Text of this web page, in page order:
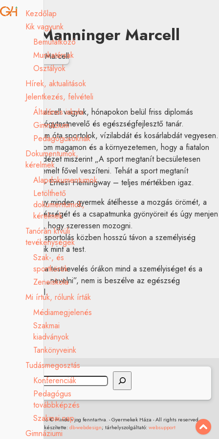
Kezdőlap
Kik vagyunk
Bemutatkozó
Munkatársak
Osztályok
Hírek, aktualitások
Jelentkezés, felvételi
Általános iskola
Gimnázium
Pedagógusoknak
Dokumentumok,
kérelmek
Alapdokumentumok
Letölthető
dokumentumok,
kérelmek
Tanórán kívüli
tevékenységek
Szak-, és
sportkörök
Zeneiskola
Mi írtuk, rólunk írták
Médiamegjelenés
Szakmai
kiadványok
Tankönyveink
Tudásmegosztás
Konferenciák
Pedagógus
továbbképzés
Szakmai nap
Gimnáziumi
Manninger Marcell
testnevelés
Manninger Marcell vagyok, hónapokon belül friss diplomás
testnevelő-gyógytestnevelő és egészségfejlesztő tanár.
Gyermekkorom óta sportolok, vízilabdát és kosárlabdát vegyesen.
Azt tapasztalom magamon és a környezetemen, hogy a fiatalon
sokat hallott idézet miszerint „A sport megtanít becsületesen
győzni vagy emelt fővel veszíteni. Tehát a sport megtanít
mindenre. ” – Ernest Hemingway – teljes mértékben igaz.
A célom, hogy minden gyermek átélhesse a mozgás örömét, a
fejlődést nehézségét és a csapatmunka gyönyöreit és úgy menjen
továbbtanulni, hogy szeressen mozogni.
Vallom, hogy sportolás közben hosszú távon a személyiség
jobban fejlődik mint a test.
Szerencsére a testnevelés órákon mind a személyiséget és a
testet is lehet „nevelni”, nem is beszélve az egészség
megőrzéséről.
Keresés
2017 - 2026 © Minden jog fenntartva. - Gyermekek Háza - All rights reserved.
készítette: db-webdesign; tárhelyszolgáltató: websupport